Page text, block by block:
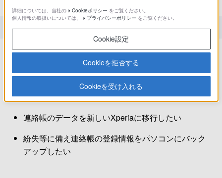
対象製品カテゴリー・製品
質問内容
機種変更をするので連絡帳をバックアップしたい
連絡帳のデータを新しいXperiaに移行したい
紛失等に備え連絡帳の登録情報をパソコンにバック
アップしたい
詳細については、当社の
Cookieポリシー をご覧ください。
個人情報の取扱いについては、
プライバシーポリシー をご覧ください。
Cookie設定
Cookieを拒否する
Cookieを受け入れる